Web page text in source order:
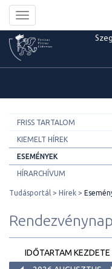
Toggle
navigation
FRISS TARTALOM
KIEMELT HÍREK
ESEMÉNYEK
HÍRARCHÍVUM
Tudásportál Hírek
IDŐTARTAM KEZDETE